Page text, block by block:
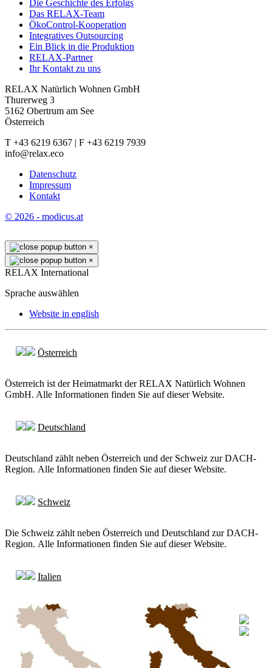
Die Geschichte des Erfolgs
Das RELAX-Team
ÖkoControl-Kooperation
Integratives Outsourcing
Ein Blick in die Produktion
RELAX-Partner
Ihr Kontakt zu uns
RELAX Natürlich Wohnen GmbH
Thurerweg 3
5162 Obertrum am See
Österreich
T +43 6219 6367 | F +43 6219 7939
info@relax.eco
Datenschutz
Impressum
Kontakt
© 2026 - modicus.at
×
×
RELAX International
Sprache auswählen
Website in english
Österreich
Österreich ist der Heimatmarkt der RELAX Natürlich Wohnen
GmbH. Alle Informationen finden Sie auf dieser Website.
Deutschland
Deutschland zählt neben Österreich und der Schweiz zur DACH-
Region. Alle Informationen finden Sie auf dieser Website.
Schweiz
Die Schweiz zählt neben Österreich und Deutschland zur DACH-
Region. Alle Informationen finden Sie auf dieser Website.
Italien